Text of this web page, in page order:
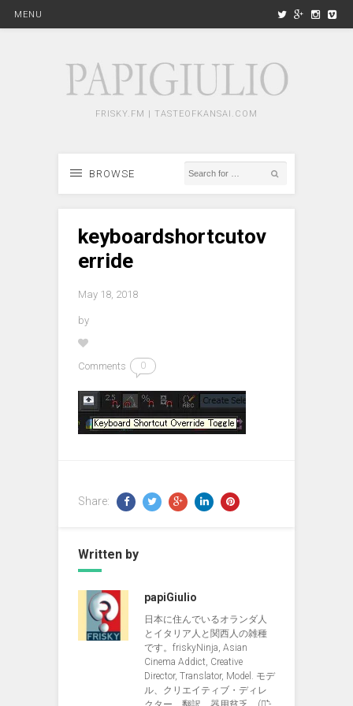
MENU
FRISKY.FM | TASTEOFKANSAI.COM
BROWSE
keyboardshortcutov
erride
May 18, 2018
by
Comments 0
Share:
Written by
papiGiulio
日本に住んでいるオランダ人
とイタリア人と関西人の雑種
です。friskyNinja, Asian
Cinema Addict, Creative
Director, Translator, Model. モデ
ル、クリエイティブ・ディレ